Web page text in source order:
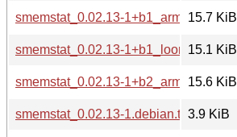
smemstat_0.02.13-1+b1_arm64.deb
15.7 KiB
smemstat_0.02.13-1+b1_loong64.deb
15.1 KiB
smemstat_0.02.13-1+b2_arm64.deb
15.6 KiB
smemstat_0.02.13-1.debian.tar.xz3.9 KiB